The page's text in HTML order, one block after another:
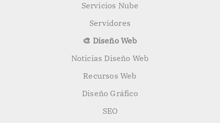
Servicios Nube
Servidores
🎨 Diseño Web
Noticias Diseño Web
Recursos Web
Diseño Gráfico
SEO